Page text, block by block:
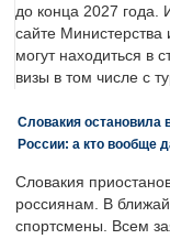
до конца 2027 года.
сайте Министерства
могут находиться в
визы в том числе с
Словакия остановила
России: а кто вообще
Словакия
россиянам. В
спортсмены. Всем